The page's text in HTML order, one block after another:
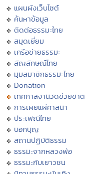
แผนผังเว็บไซต์
ค้นหาข้อมูล
ติดต่อธรรมะไทย
สมุดเยี่ยม
เครือข่ายธรรมะ
สัญลักษณ์ไทย
มุมสมาชิกธรรมะไทย
Donation
เทศกาลงานวัดช่วยชาติ
การเผยแผ่ศาสนา
ประเพณีไทย
บอกบุญ
สถานปฏิบัติธรรม
ธรรมะจากหลวงพ่อ
ธรรมะกับเยาวชน